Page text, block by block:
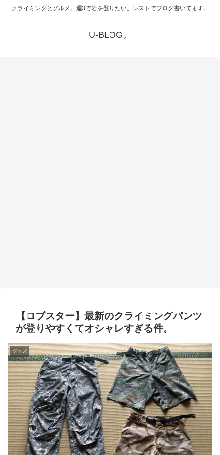
クライミングとグルメ。週3で岩を登りたい。レストでブログ書いてます。
U-BLOG。
【ロブスター】最新のクライミングパンツ
が登りやすくてオシャレすぎる件。
グッズ